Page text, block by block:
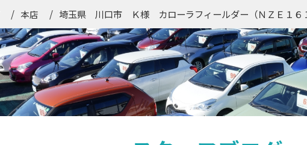
本店 埼玉県 川口市 Ｋ様 カローラフィールダー（ＮＺＥ１６